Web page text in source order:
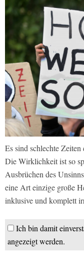
Es sind schlechte
Die Wirklichkeit ist so
Ausbrüchen des
eine Art einzige große
inklusive und komplett
Ich bin damit
angezeigt werden.